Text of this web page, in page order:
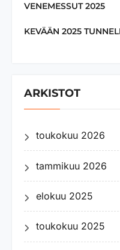
VENEMESSUT 2025
KEVÄÄN 2025
ARKISTOT
toukokuu 2026
tammikuu 2026
elokuu 2025
toukokuu 2025